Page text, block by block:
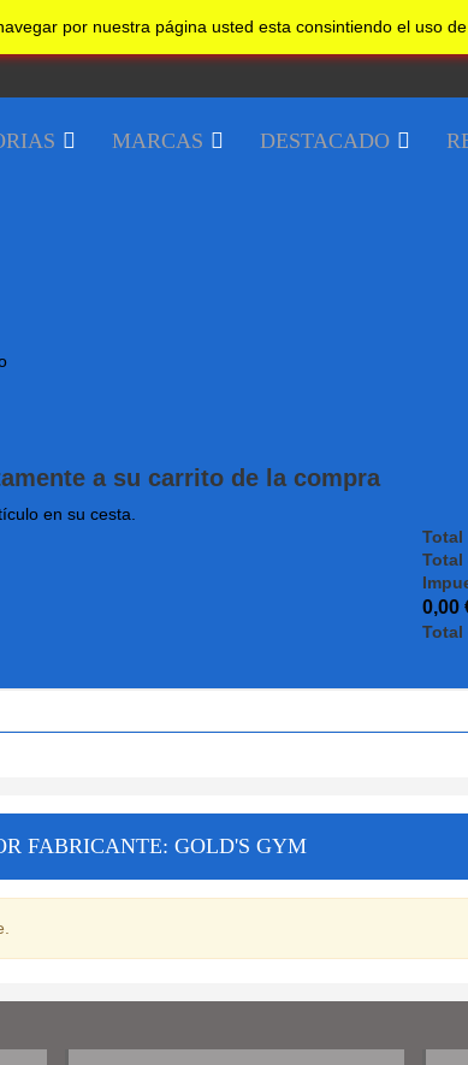
MARCAS DESTACADO
a su carrito de la compra
en su cesta.
Total
0,00
Total
FABRICANTE: GOLD'S GYM
por nuestra página usted esta consintiendo el uso